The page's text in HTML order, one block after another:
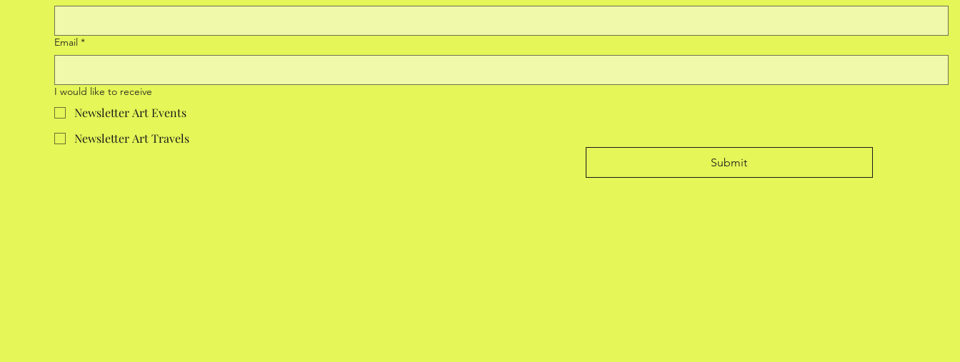
Email *
I would like to receive
Newsletter Art Events
Newsletter Art Travels
Submit